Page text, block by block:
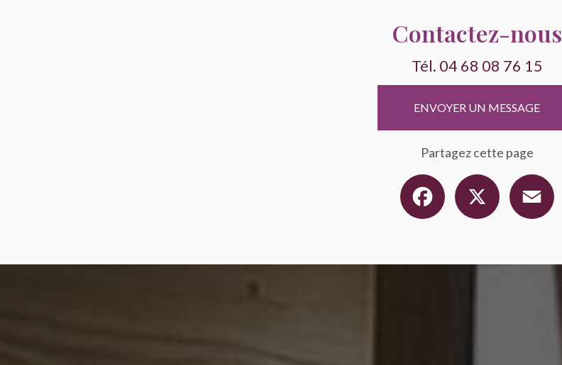
Contactez-nous
Tél. 04 68 08 76 15
ENVOYER UN MESSAGE
Partagez cette page
Facebook